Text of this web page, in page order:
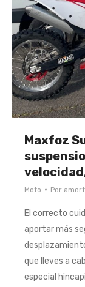
Maxfoz
Moto Por
El correcto
aportar más
que lleves a
especial